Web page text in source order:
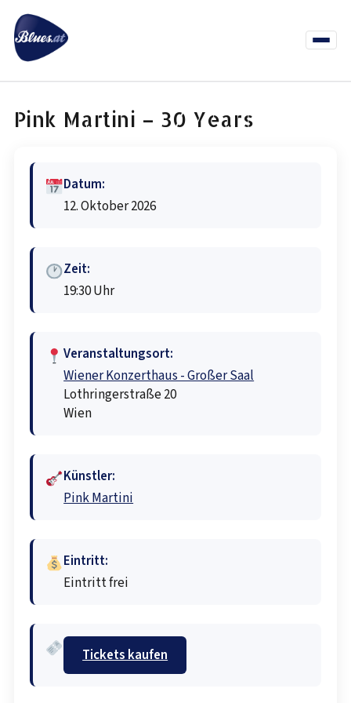
Inhalt
springen
Menü
Pink Martini – 30 Years
Datum:
12. Oktober 2026
Zeit:
19:30 Uhr
Veranstaltungsort:
Wiener Konzerthaus - Großer Saal
Lothringerstraße 20
Wien
Künstler:
Pink Martini
Eintritt:
Eintritt frei
Tickets kaufen